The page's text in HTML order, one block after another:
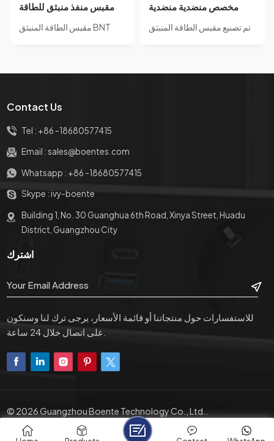
مقبس منفذ منبثق للطاقة
القياسي USB المسؤول
مقبس الطاقة المنبثق BNT
مخصص منضدية منضدية
الطاقة المخفية مع مآخذ
تم تصنيع مقبس الطاقة المنبثق
Contact Us
Tel : +86 -18680577415
Email :sales@boentes.com
Whatsapp : +86 -18680577415
Skype :ivy-boente
Building 1, No. 30 Guanghua 6th Road, Xinya Street, Huadu
District, Guangzhou City
اشترك
للاستفسارات حول منتجاتنا أو قائمة الأسعار، يرجى ترك لنا وسنكون
© 2026 Guangzhou Boente Technology Co., Ltd..
| سياسة الخصوصية
IPv6 Network Supported
Friendly Links :
PRO1 Adapters